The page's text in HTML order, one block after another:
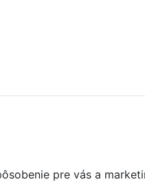
pre vás a